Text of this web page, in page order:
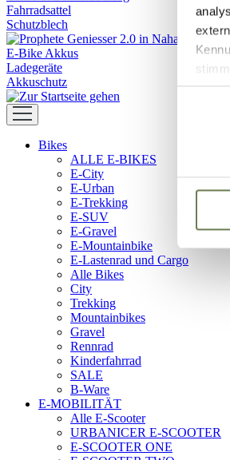
in
Ihre
Fahrradsattel
Schutzblech
E-Bike Akkus
Ladegeräte
Akkuschutz
Bikes
ALLE E-BIKES
E-City
E-Urban
E-Trekking
E-SUV
E-Gravel
E-Mountainbike
E-Lastenrad und Cargo
Alle Bikes
City
Trekking
Mountainbikes
Gravel
Rennrad
Kinderfahrrad
SALE
B-Ware
E-MOBILITÄT
Alle E-Scooter
URBANICER E-SCOOTER
E-SCOOTER ONE